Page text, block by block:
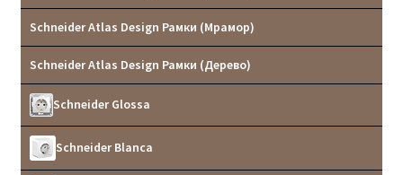
Schneider Atlas Design Рамки (Мрамор)
Schneider Atlas Design Рамки (Дерево)
Schneider Glossa
Schneider Blanca